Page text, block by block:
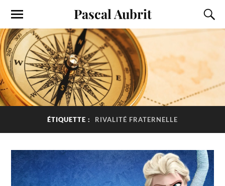
Pascal Aubrit
ÉTIQUETTE : RIVALITÉ FRATERNELLE